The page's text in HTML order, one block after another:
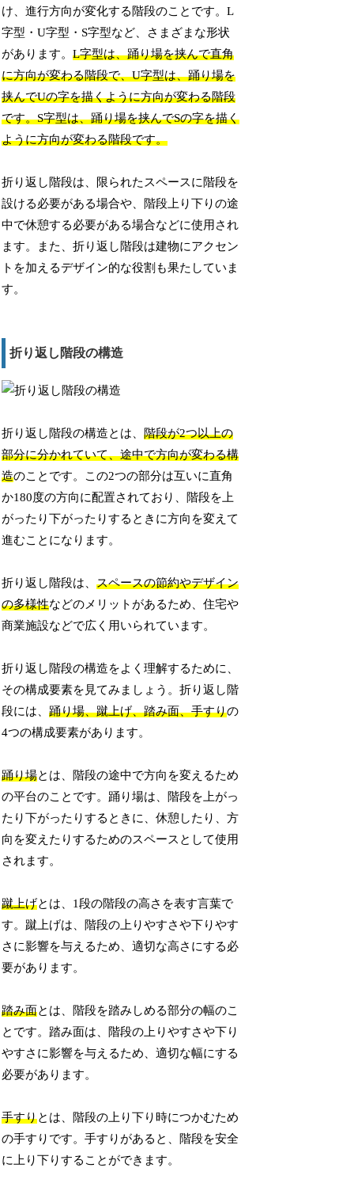
け、進行方向が変化する階段のことです。L
字型・U字型・S字型など、さまざまな形状
があります。L字型は、踊り場を挟んで直角
に方向が変わる階段で、U字型は、踊り場を
挟んでUの字を描くように方向が変わる階段
です。S字型は、踊り場を挟んでSの字を描く
ように方向が変わる階段です。
折り返し階段は、限られたスペースに階段を
設ける必要がある場合や、階段上り下りの途
中で休憩する必要がある場合などに使用され
ます。また、折り返し階段は建物にアクセン
トを加えるデザイン的な役割も果たしていま
す。
折り返し階段の構造
折り返し階段の構造とは、階段が2つ以上の
部分に分かれていて、途中で方向が変わる構
造のことです。この2つの部分は互いに直角
か180度の方向に配置されており、階段を上
がったり下がったりするときに方向を変えて
進むことになります。
折り返し階段は、スペースの節約やデザイン
の多様性などのメリットがあるため、住宅や
商業施設などで広く用いられています。
折り返し階段の構造をよく理解するために、
その構成要素を見てみましょう。折り返し階
段には、踊り場、蹴上げ、踏み面、手すりの
4つの構成要素があります。
踊り場とは、階段の途中で方向を変えるため
の平台のことです。踊り場は、階段を上がっ
たり下がったりするときに、休憩したり、方
向を変えたりするためのスペースとして使用
されます。
蹴上げとは、1段の階段の高さを表す言葉で
す。蹴上げは、階段の上りやすさや下りやす
さに影響を与えるため、適切な高さにする必
要があります。
踏み面とは、階段を踏みしめる部分の幅のこ
とです。踏み面は、階段の上りやすさや下り
やすさに影響を与えるため、適切な幅にする
必要があります。
手すりとは、階段の上り下り時につかむため
の手すりです。手すりがあると、階段を安全
に上り下りすることができます。